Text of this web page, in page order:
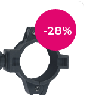
-28%